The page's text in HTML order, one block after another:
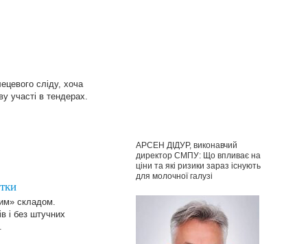
сліду, хоча
участі в тендерах.
складом.
і без штучних
АРСЕН ДІДУР, виконавчий
директор СМПУ: Що впливає на
ціни та які ризики зараз існують
для молочної галузі